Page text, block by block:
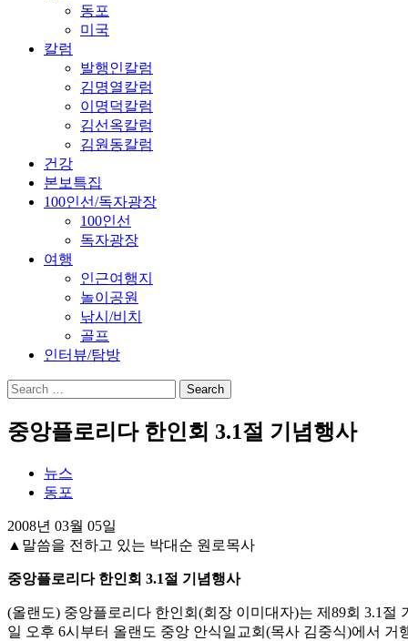
동포
미국
칼럼
발행인칼럼
김명열칼럼
이명덕칼럼
김선옥칼럼
김원동칼럼
건강
본보특집
100인선/독자광장
100인선
독자광장
여행
인근여행지
놀이공원
낚시/비치
골프
인터뷰/탐방
중앙플로리다 한인회 3.1절 기념행사
뉴스
동포
2008년 03월 05일
▲말씀을 전하고 있는 박대순 원로목사
중앙플로리다 한인회 3.1절 기념행사
(올랜도) 중앙플로리다 한인회(회장 이미대자)는 제89회 3.1절
일 오후 6시부터 올랜도 중앙 안식일교회(목사 김중식)에서 거